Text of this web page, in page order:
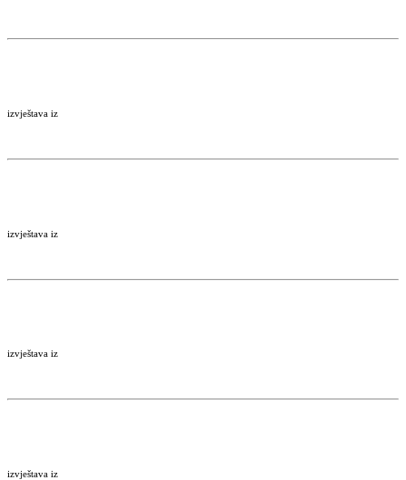
izvještava iz
izvještava iz
izvještava iz
izvještava iz